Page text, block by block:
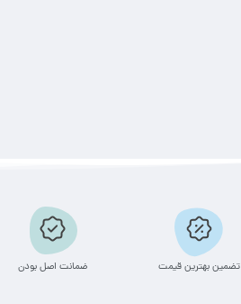
تضمین بهترین قیمت ضمانت اصل بودن